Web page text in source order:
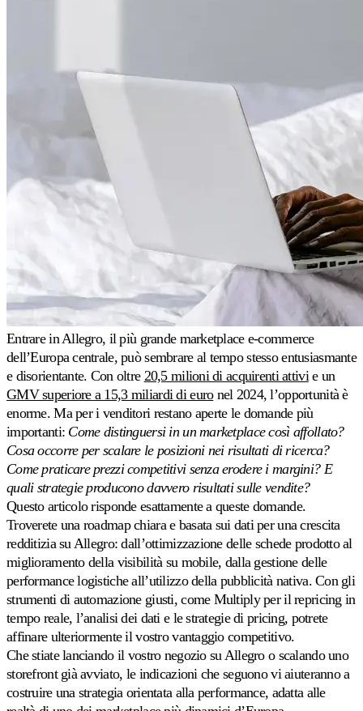
repricing.
Amazon
differenziati
per
metodo
di
spedizione.
Buy
Box
universale
Vinca
la
Buy
Box
al
prezzo
giusto.
Lowest
landed
appena
sotto
il
prezzo
totale
visibile.
Cross-
study
Scopri
Perché
Multiply
Scopri
Entrare in Allegro, il più grande marketplace e-commerce
dell’Europa centrale, può sembrare al tempo stesso entusiasmante
e disorientante. Con oltre 20,5 milioni di acquirenti attivie un
GMV superiore a 15,3 miliardi di euronel 2024, l’opportunità è
enorme. Ma per i venditori restano aperte le domande più
importanti: Come distinguersi in un marketplace così affollato?
Cosa occorre per scalare le posizioni nei risultati di ricerca?
Come praticare prezzi competitivi senza erodere i margini? E
quali strategie producono davvero risultati sulle vendite?
Questo articolo risponde esattamente a queste domande.
Troverete una roadmap chiara e basata sui dati per una crescita
redditizia su Allegro: dall’ottimizzazione delle schede prodotto al
miglioramento della visibilità su mobile, dalla gestione delle
performance logistiche all’utilizzo della pubblicità nativa. Con gli
strumenti di automazione giusti, come Multiply per il repricing in
tempo reale, l’analisi dei dati e le strategie di pricing, potrete
affinare ulteriormente il vostro vantaggio competitivo.
Che stiate lanciando il vostro negozio su Allegro o scalando uno
storefront già avviato, le indicazioni che seguono vi aiuteranno a
costruire una strategia orientata alla performance, adatta alle